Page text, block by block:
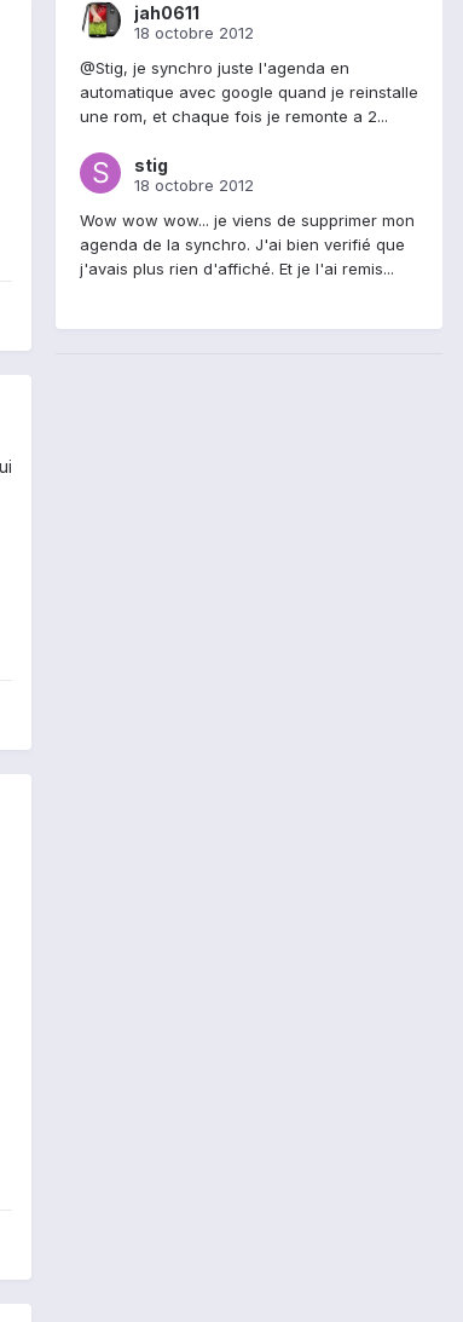
jah0611
18 octobre 2012
@Stig, je synchro juste l'agenda en
automatique avec google quand je reinstalle
une rom, et chaque fois je remonte a 2...
stig
18 octobre 2012
Wow wow wow... je viens de supprimer mon
agenda de la synchro. J'ai bien verifié que
j'avais plus rien d'affiché. Et je l'ai remis...